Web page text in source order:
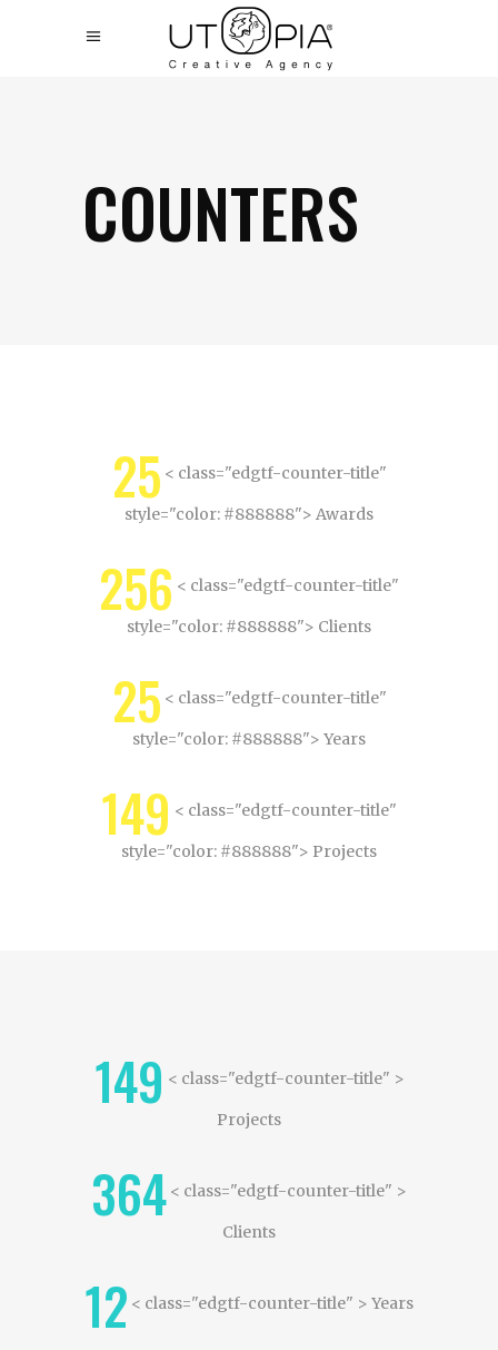
COUNTERS
25 < class="edgtf-counter-title"
style="color: #888888"> Awards
256 < class="edgtf-counter-title"
style="color: #888888"> Clients
25 < class="edgtf-counter-title"
style="color: #888888"> Years
149 < class="edgtf-counter-title"
style="color: #888888"> Projects
149 < class="edgtf-counter-title" >
Projects
364 < class="edgtf-counter-title" >
Clients
12 < class="edgtf-counter-title" > Years